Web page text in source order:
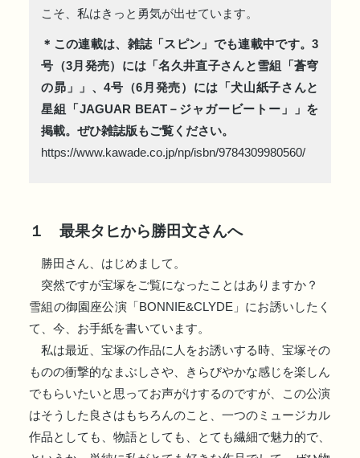
こそ、私はきっと勇気が出せています。
＊この連載は、雑誌「スピン」でも連載中です。3
号（3月発売）には「名久井直子さんと雪組「蒼穹
の昴」」、4号（6月発売）には「犬山紙子さんと
星組「JAGUAR BEAT－ジャガービートー」」を
掲載。ぜひ雑誌版もご覧ください。
https://www.kawade.co.jp/np/isbn/9784309980560/
１ 最果タヒから勝田文さんへ
勝田さん、はじめまして。
突然ですが宝塚をご覧になったことはありますか？
雪組の御園座公演「BONNIE&CLYDE」にお誘いしたく
て、今、お手紙を書いています。
私は最近、宝塚の作品に人をお誘いする時、宝塚その
ものの衝撃的なまぶしさや、きらびやかな感じを楽しん
でもらいたいと思ってお声がけするのですが、この公演
はそうした良さはもちろんのこと、一つのミュージカル
作品としても、物語としても、とても繊細で魅力的で、